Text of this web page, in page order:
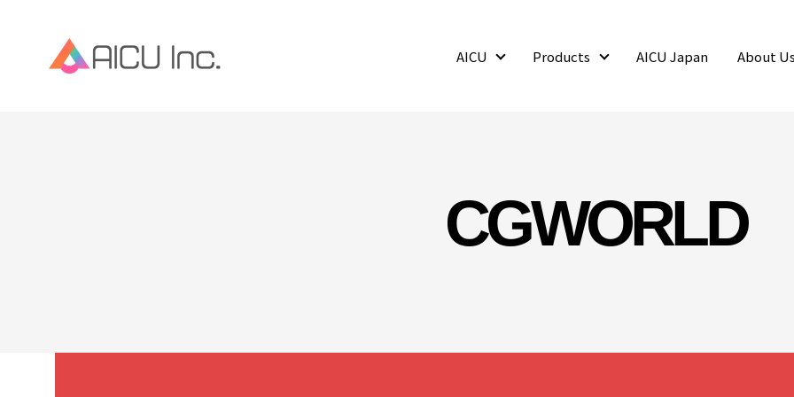
AICU Products AICU Japan About Us
CGWORLD